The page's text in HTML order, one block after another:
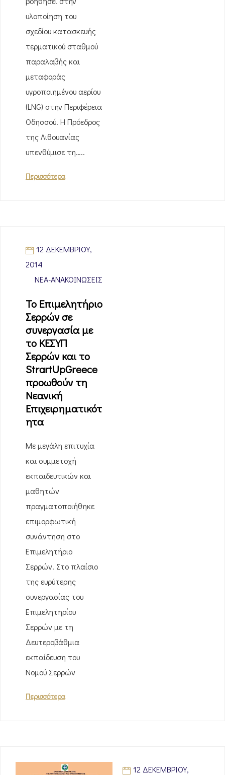
υλοποίηση του
σχεδίου κατασκευής
τερματικού σταθμού
παραλαβής και
μεταφοράς
υγροποιημένου αερίου
(LNG) στην Περιφέρεια
Οδησσού. Η Πρόεδρος
της Λιθουανίας
υπενθύμισε τη…..
Περισσότερα
12 ΔΕΚΕΜΒΡΊΟΥ,
2014
ΝΈΑ-ΑΝΑΚΟΙΝΏΣΕΙΣ
Το Επιμελητήριο
Σερρών σε
συνεργασία με
το ΚΕΣΥΠ
Σερρών και το
StrartUpGreece
προωθούν τη
Νεανική
Επιχειρηματικότ
ητα
Με μεγάλη επιτυχία
και συμμετοχή
εκπαιδευτικών και
μαθητών
πραγματοποιήθηκε
επιμορφωτική
συνάντηση στο
Επιμελητήριο
Σερρών. Στο πλαίσιο
της ευρύτερης
συνεργασίας του
Επιμελητηρίου
Σερρών με τη
Δευτεροβάθμια
εκπαίδευση του
Νομού Σερρών
Περισσότερα
12 ΔΕΚΕΜΒΡΊΟΥ,